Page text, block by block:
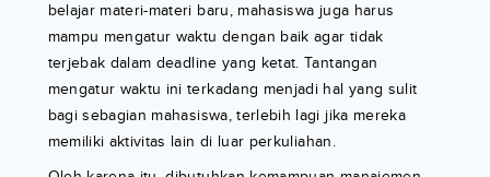
belajar materi-materi baru, mahasiswa juga harus
mampu mengatur waktu dengan baik agar tidak
terjebak dalam deadline yang ketat. Tantangan
mengatur waktu ini terkadang menjadi hal yang sulit
bagi sebagian mahasiswa, terlebih lagi jika mereka
memiliki aktivitas lain di luar perkuliahan.